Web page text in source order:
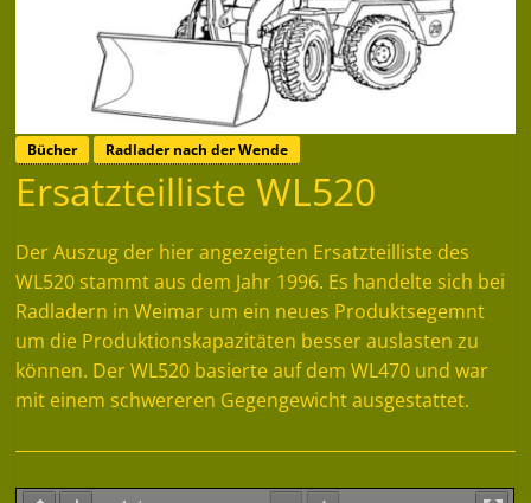
Bücher Radlader nach der Wende
Ersatzteilliste WL520
Der Auszug der hier angezeigten Ersatzteilliste des
WL520 stammt aus dem Jahr 1996. Es handelte sich bei
Radladern in Weimar um ein neues Produktsegemnt
um die Produktionskapazitäten besser auslasten zu
können. Der WL520 basierte auf dem WL470 und war
mit einem schwereren Gegengewicht ausgestattet.